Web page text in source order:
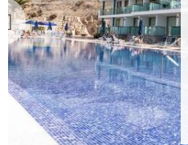
Previous